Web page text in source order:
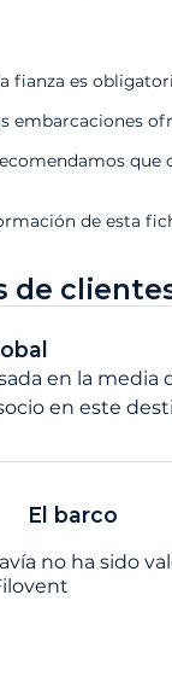
fianza es
embarcaciones
que
de esta
de
en la media
en este
El barco
no ha sido